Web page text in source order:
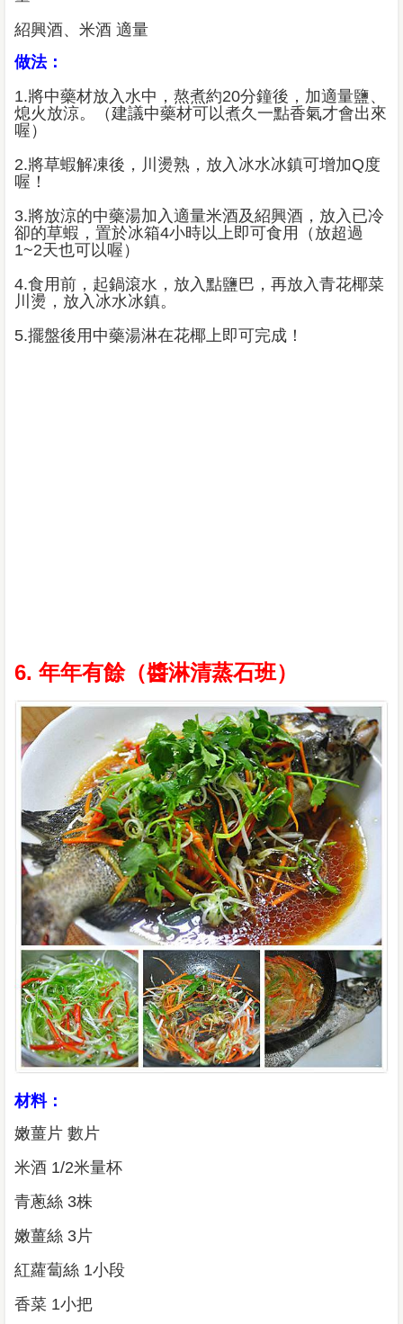
紹興酒、米酒 適量
做法：
1.將中藥材放入水中，熬煮約20分鐘後，加適量鹽、
熄火放涼。（建議中藥材可以煮久一點香氣才會出來
喔）
2.將草蝦解凍後，川燙熟，放入冰水冰鎮可增加Q度
喔！
3.將放涼的中藥湯加入適量米酒及紹興酒，放入已冷
卻的草蝦，置於冰箱4小時以上即可食用（放超過
1~2天也可以喔）
4.食用前，起鍋滾水，放入點鹽巴，再放入青花椰菜
川燙，放入冰水冰鎮。
5.擺盤後用中藥湯淋在花椰上即可完成！
6. 年年有餘（醬淋清蒸石班）
材料：
嫩薑片 數片
米酒 1/2米量杯
青蔥絲 3株
嫩薑絲 3片
紅蘿蔔絲 1小段
香菜 1小把